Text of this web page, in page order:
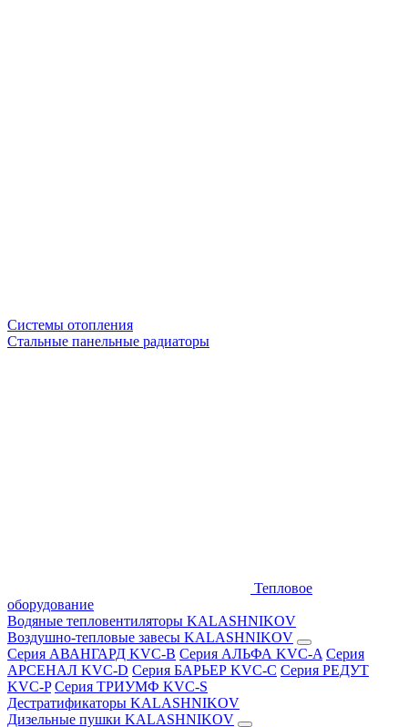
Системы отопления
Стальные панельные радиаторы
Тепловое
оборудование
Водяные тепловентиляторы KALASHNIKOV
Воздушно-тепловые завесы KALASHNIKOV
Серия АВАНГАРД KVC-B Серия АЛЬФА KVC-A Серия
АРСЕНАЛ KVC-D Серия БАРЬЕР KVC-C Серия РЕДУТ
KVC-P Серия ТРИУМФ KVC-S
Дестратификаторы KALASHNIKOV
Дизельные пушки KALASHNIKOV